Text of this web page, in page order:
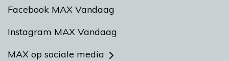
Facebook MAX Vandaag
Instagram MAX Vandaag
MAX op sociale media